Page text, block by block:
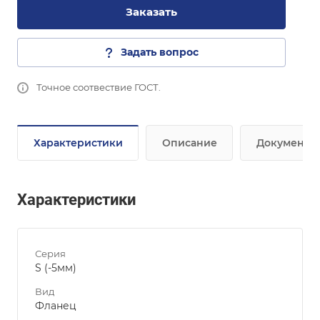
Заказать
Задать вопрос
Точное соотвествие ГОСТ.
Характеристики Описание Документы
Характеристики
Серия
S (-5мм)
Вид
Фланец